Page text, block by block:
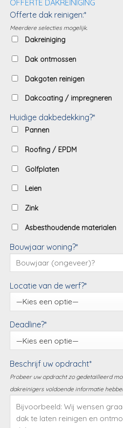
OFFERTE DAKREINIGING
Offerte dak reinigen:*
Meerdere selecties mogelijk.
Dakreiniging
Dak ontmossen
Dakgoten reinigen
Dakcoating / impregneren
Huidige dakbedekking?*
Pannen
Roofing / EPDM
Golfplaten
Leien
Zink
Asbesthoudende materialen
Bouwjaar woning?*
Locatie van de werf?*
Deadline?*
Beschrijf uw opdracht*
Probeer uw opdracht zo gedetailleerd
dakreinigers voldoende informatie